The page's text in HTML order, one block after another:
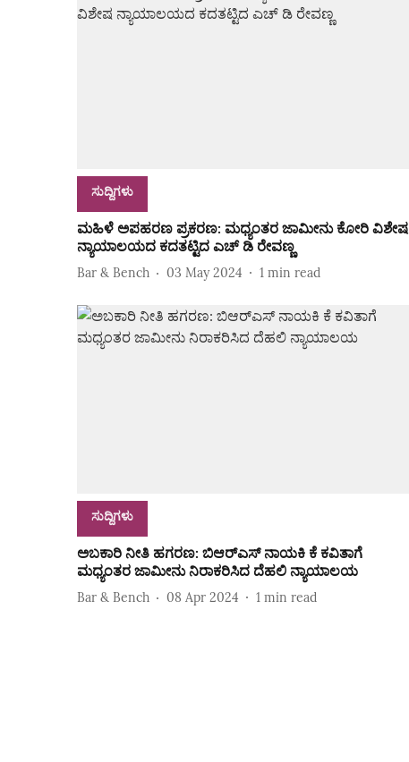
ಸುದ್ದಿಗಳು
ಮಹಿಳೆ ಅಪಹರಣ ಪ್ರಕರಣ: ಮಧ್ಯಂತರ ಜಾಮೀನು ಕೋರಿ ವಿಶೇಷ
ನ್ಯಾಯಾಲಯದ ಕದತಟ್ಟಿದ ಎಚ್‌ ಡಿ ರೇವಣ್ಣ
Bar & Bench 03 May 2024 1 min read
ಸುದ್ದಿಗಳು
ಅಬಕಾರಿ ನೀತಿ ಹಗರಣ: ಬಿಆರ್‌ಎಸ್‌ ನಾಯಕಿ ಕೆ ಕವಿತಾಗೆ
ಮಧ್ಯಂತರ ಜಾಮೀನು ನಿರಾಕರಿಸಿದ ದೆಹಲಿ ನ್ಯಾಯಾಲಯ
Bar & Bench 08 Apr 2024 1 min read